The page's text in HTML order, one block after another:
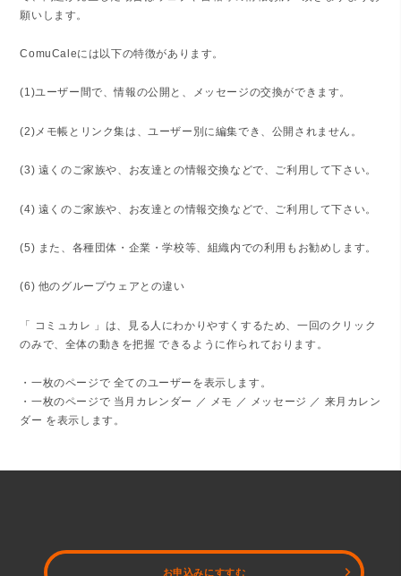
願いします。
ComuCaleには以下の特徴があります。
(1)ユーザー間で、情報の公開と、メッセージの交換ができます。
(2)メモ帳とリンク集は、ユーザー別に編集でき、公開されません。
(3) 遠くのご家族や、お友達との情報交換などで、ご利用して下さい。
(4) 遠くのご家族や、お友達との情報交換などで、ご利用して下さい。
(5) また、各種団体・企業・学校等、組織内での利用もお勧めします。
(6) 他のグループウェアとの違い
「 コミュカレ 」は、見る人にわかりやすくするため、一回のクリック
のみで、全体の動きを把握 できるように作られております。
・一枚のページで 全てのユーザーを表示します。
・一枚のページで 当月カレンダー ／ メモ ／ メッセージ ／ 来月カレン
ダー を表示します。
お申込みにすすむ